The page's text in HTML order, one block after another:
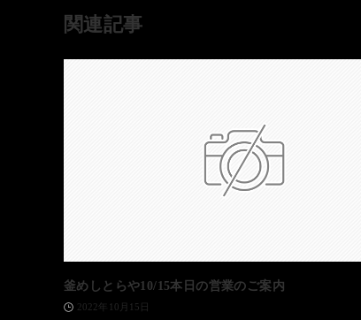
関連記事
釜めしとらや10/15本日の営業のご案内
2022年10月15日